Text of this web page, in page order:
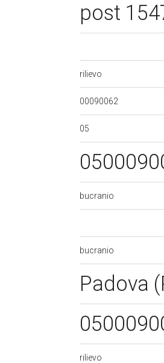
post
rilievo
00090062
05
bucranio
bucranio
Padova
rilievo